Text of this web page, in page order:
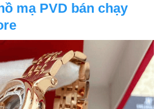
mạ PVD bán chạy